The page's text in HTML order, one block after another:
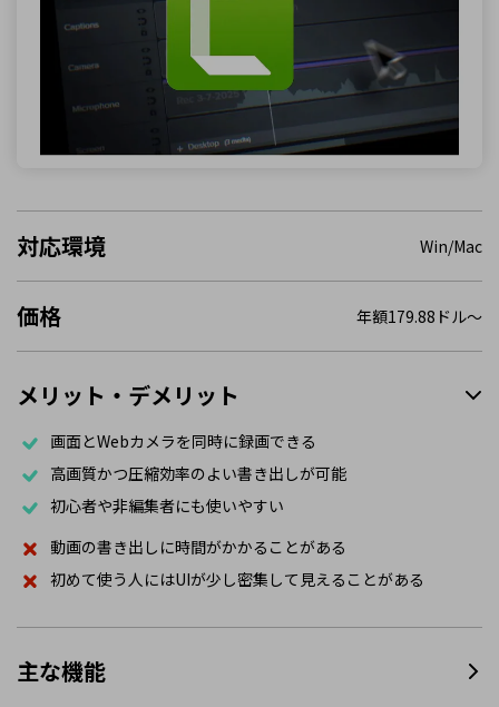
対応環境 Win/Mac
価格 年額179.88ドル〜
メリット・デメリット
画面とWebカメラを同時に録画できる
高画質かつ圧縮効率のよい書き出しが可能
初心者や非編集者にも使いやすい
動画の書き出しに時間がかかることがある
初めて使う人にはUIが少し密集して見えることがある
主な機能